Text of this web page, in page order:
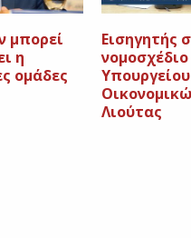
μπορεί
η
ομάδες
Εισηγητής
Υπουργείου
Λιούτας